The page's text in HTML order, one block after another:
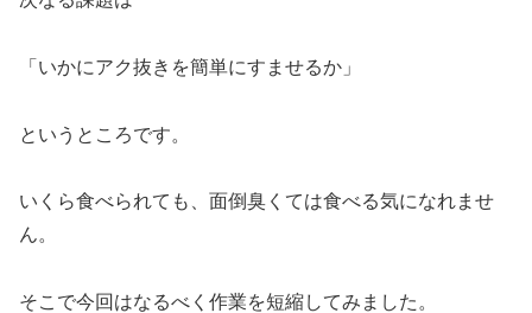
「いかにアク抜きを簡単にすませるか」
というところです。
いくら食べられても、面倒臭くては食べる気になれませ
ん。
そこで今回はなるべく作業を短縮してみました。